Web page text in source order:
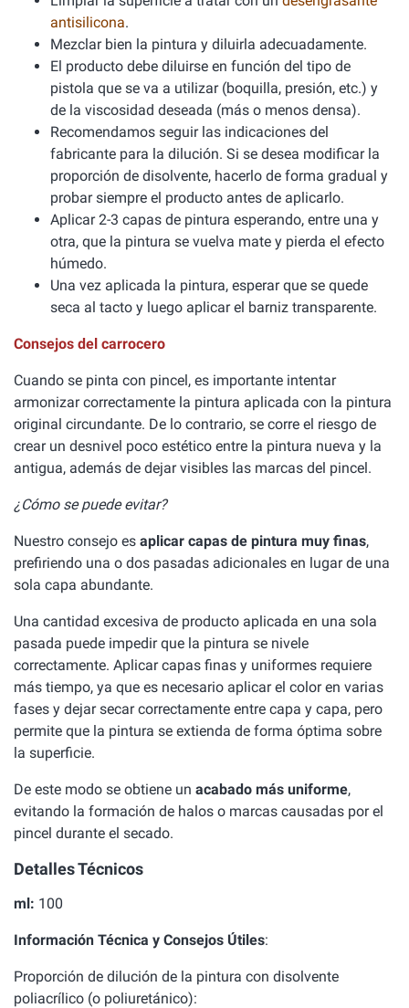
antisilicona.
Mezclar bien la pintura y diluirla adecuadamente.
El producto debe diluirse en función del tipo de
pistola que se va a utilizar (boquilla, presión, etc.) y
de la viscosidad deseada (más o menos densa).
Recomendamos seguir las indicaciones del
fabricante para la dilución. Si se desea modificar la
proporción de disolvente, hacerlo de forma gradual y
probar siempre el producto antes de aplicarlo.
Aplicar 2-3 capas de pintura esperando, entre una y
otra, que la pintura se vuelva mate y pierda el efecto
húmedo.
Una vez aplicada la pintura, esperar que se quede
seca al tacto y luego aplicar el barniz transparente.
Consejos del carrocero
Cuando se pinta con pincel, es importante intentar
armonizar correctamente la pintura aplicada con la pintura
original circundante. De lo contrario, se corre el riesgo de
crear un desnivel poco estético entre la pintura nueva y la
antigua, además de dejar visibles las marcas del pincel.
¿Cómo se puede evitar?
Nuestro consejo es aplicar capas de pintura muy finas,
prefiriendo una o dos pasadas adicionales en lugar de una
sola capa abundante.
Una cantidad excesiva de producto aplicada en una sola
pasada puede impedir que la pintura se nivele
correctamente. Aplicar capas finas y uniformes requiere
más tiempo, ya que es necesario aplicar el color en varias
fases y dejar secar correctamente entre capa y capa, pero
permite que la pintura se extienda de forma óptima sobre
la superficie.
De este modo se obtiene un acabado más uniforme,
evitando la formación de halos o marcas causadas por el
pincel durante el secado.
Detalles Técnicos
ml: 100
Información Técnica y Consejos Útiles:
Proporción de dilución de la pintura con disolvente
poliacrílico (o poliuretánico):